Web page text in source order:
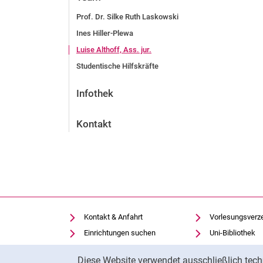
Diese Website verwendet ausschließlich
Prof. Dr. Silke Ruth Laskowski
Ines Hiller-Plewa
Luise Althoff, Ass. jur.
Studentische Hilfskräfte
Infothek
Kontakt
Kontakt & Anfahrt
Einrichtungen suchen
Uni-Bibliothek